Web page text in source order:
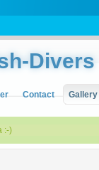
Divers
Contact Gallery
:-)